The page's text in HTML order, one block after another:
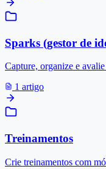
Sparks (gestor de
Capture, organize e
1 artigo
Treinamentos
Crie treinamentos com